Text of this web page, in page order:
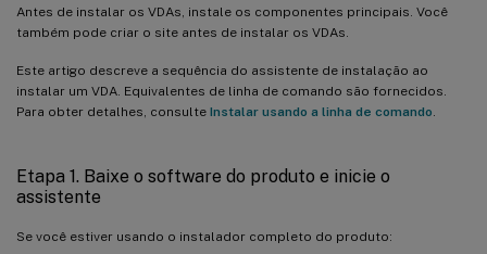
Antes de instalar os VDAs, instale os componentes principais. Você
também pode criar o site antes de instalar os VDAs.
Este artigo descreve a sequência do assistente de instalação ao
instalar um VDA. Equivalentes de linha de comando são fornecidos.
Para obter detalhes, consulte Instalar usando a linha de comando
Etapa 1. Baixe o software do produto e inicie o
assistente
Se você estiver usando o instalador completo do produto: